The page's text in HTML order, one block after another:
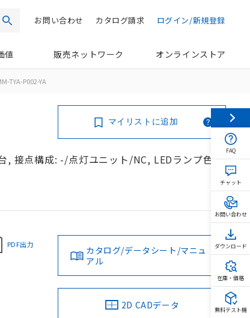
検索 ログイン/新規登録
カタログ請求
お問い合わせ
値 販売ネットワーク オンラインストア
TYA-P002-YA
, 接点構成: -/点灯ユニット/NC, LEDランプ色:
マイリストに追加
PDF出力
カタログ/データシート/マニュ
アル
2D CADデータ
FAQ
チャット
お問い合わせ
ダウンロード
在庫・価格
無料テスト機